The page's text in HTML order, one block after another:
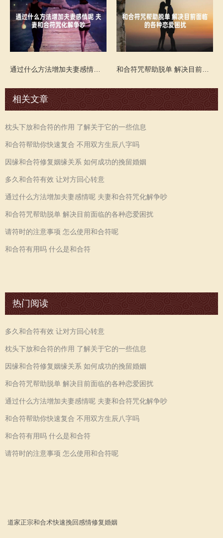
相关文章
枕头下放和合符的作用 了解关于它的一些信息
和合符帮助你快速复合 不用双方生辰八字吗
因缘和合符修复姻缘关系 如何成功的挽留婚姻
多久和合符有效 让对方回心转意
通过什么方法增加夫妻感情呢 夫妻和合符咒化解争吵
和合符咒帮助脱单 解决目前面临的各种恋爱困扰
请符时的注意事项 怎么使用和合符呢
和合符有用吗 什么是和合符
热门阅读
多久和合符有效 让对方回心转意
枕头下放和合符的作用 了解关于它的一些信息
因缘和合符修复姻缘关系 如何成功的挽留婚姻
和合符咒帮助脱单 解决目前面临的各种恋爱困扰
通过什么方法增加夫妻感情呢 夫妻和合符咒化解争吵
和合符帮助你快速复合 不用双方生辰八字吗
和合符有用吗 什么是和合符
请符时的注意事项 怎么使用和合符呢
道家正宗和合术快速挽回感情修复婚姻